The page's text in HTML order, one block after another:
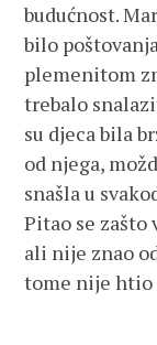
budućnost.
bilo
plemenitom
trebalo
su djeca bila
od njega,
snašla u
Pitao se zašto
ali nije znao
tome nije